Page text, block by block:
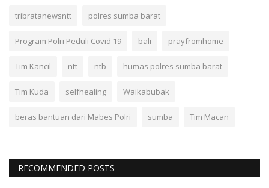
tribratanewsntt polres sumba barat
Program Polri Peduli Covid 19 bali prayfromhome
Tim Kancil ntt ntb humas polres sumba barat
Tim Kuda selfhealing Waikabubak
beras bantuan dari Mabes Polri sumba Tim Macan
RECOMMENDED POSTS